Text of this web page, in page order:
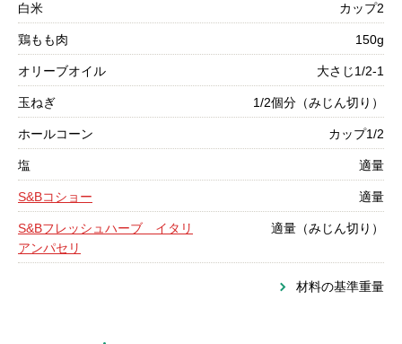
白米 カップ2
鶏もも肉 150g
オリーブオイル 大さじ1/2-1
玉ねぎ 1/2個分（みじん切り）
ホールコーン カップ1/2
塩 適量
S&Bコショー 適量
S&Bフレッシュハーブ イタリ
アンパセリ
適量（みじん切り）
材料の基準重量